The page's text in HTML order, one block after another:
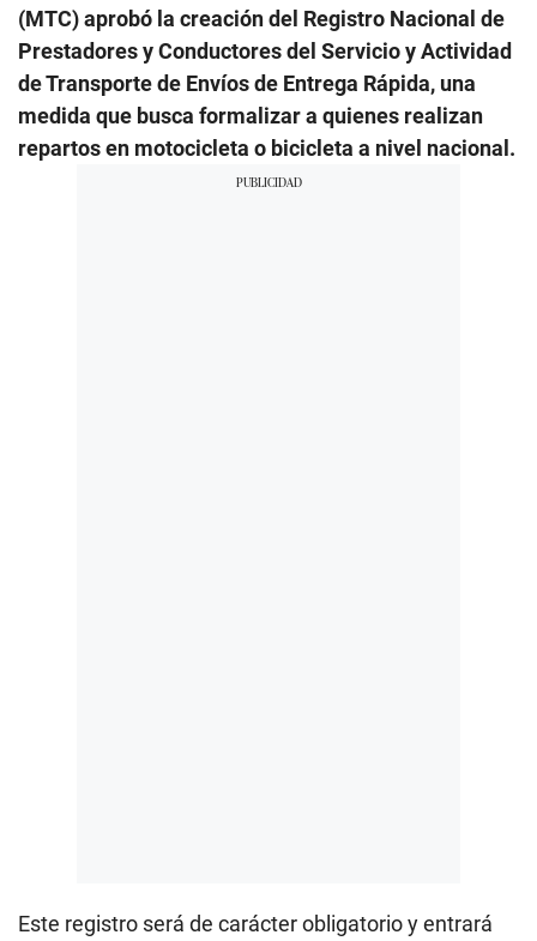
(MTC) aprobó la creación del Registro Nacional de
Prestadores y Conductores del Servicio y Actividad
de Transporte de Envíos de Entrega Rápida, una
medida que busca formalizar a quienes realizan
repartos en motocicleta o bicicleta a nivel nacional.
Este registro será de carácter obligatorio y entrará